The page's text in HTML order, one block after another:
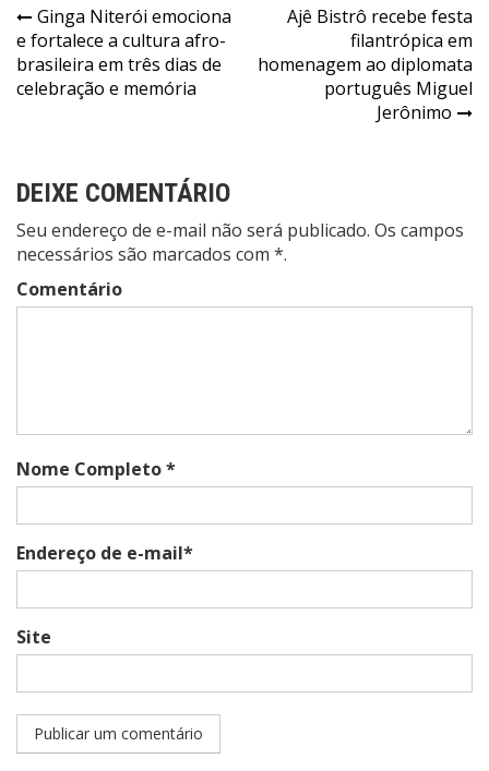
Navegação
de
Post
Ginga Niterói emociona
e fortalece a cultura afro-
brasileira em três dias de
celebração e memória
Ajê Bistrô recebe festa
filantrópica em
homenagem ao diplomata
português Miguel
Jerônimo
DEIXE COMENTÁRIO
Seu endereço de e-mail não será publicado. Os campos
necessários são marcados com *.
Comentário
Nome Completo *
Endereço de e-mail*
Site